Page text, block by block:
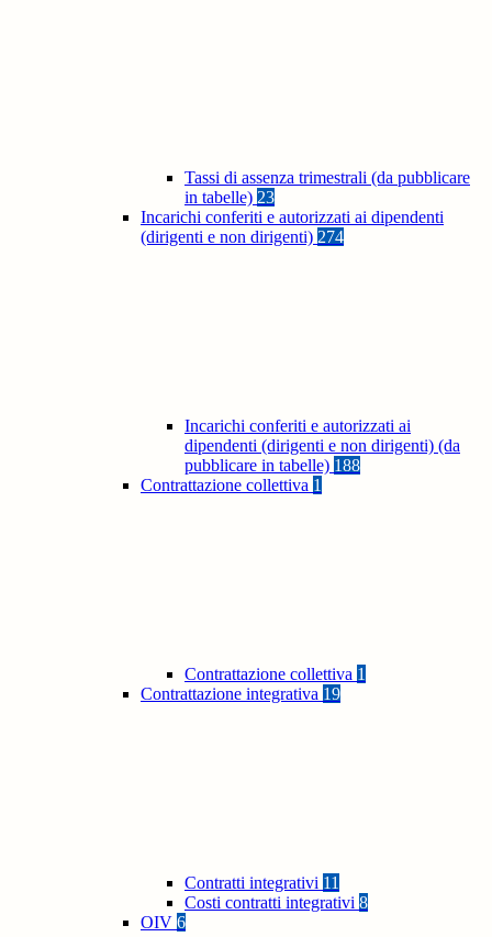
Tassi di assenza trimestrali (da pubblicare
in tabelle) 23
Incarichi conferiti e autorizzati ai dipendenti
(dirigenti e non dirigenti) 274
Incarichi conferiti e autorizzati ai
dipendenti (dirigenti e non dirigenti) (da
pubblicare in tabelle) 188
Contrattazione collettiva 1
Contrattazione collettiva 1
Contrattazione integrativa 19
Contratti integrativi 11
Costi contratti integrativi 8
OIV 6